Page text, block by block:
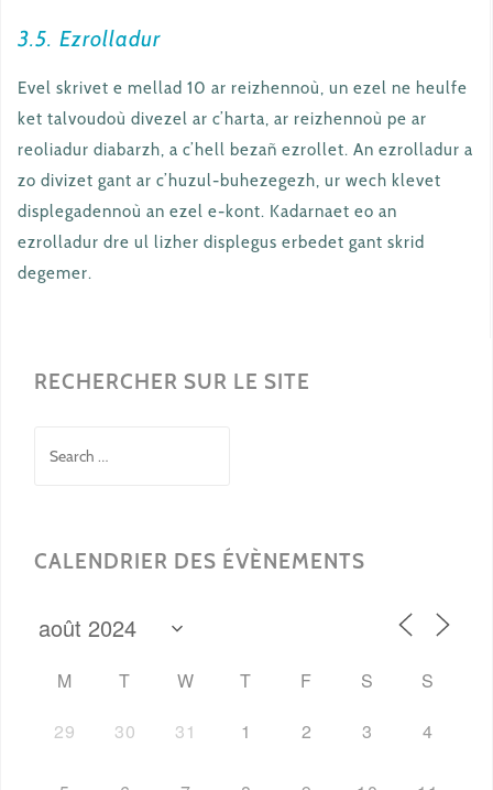
3.5. Ezrolladur
Evel skrivet e mellad 10 ar reizhennoù, un ezel ne heulfe
ket talvoudoù divezel ar c’harta, ar reizhennoù pe ar
reoliadur diabarzh, a c’hell bezañ ezrollet. An ezrolladur a
zo divizet gant ar c’huzul-buhezegezh, ur wech klevet
displegadennoù an ezel e-kont. Kadarnaet eo an
ezrolladur dre ul lizher displegus erbedet gant skrid
degemer.
RECHERCHER SUR LE SITE
for:
CALENDRIER DES ÉVÈNEMENTS
M T W T F S
S
29
30 31 1 2 3 4